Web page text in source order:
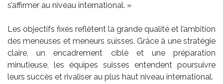
s’affirmer au niveau international. »
Les objectifs fixés reflètent la grande qualité et l’ambition
des meneuses et meneurs suisses. Grâce à une stratégie
claire, un encadrement ciblé et une préparation
minutieuse, les équipes suisses entendent poursuivre
leurs succès et rivaliser au plus haut niveau international.